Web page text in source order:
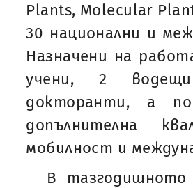
Plants, Molecular
30 национални и
Назначени на
учени, 2 водещи
докторанти, а
допълнителна
мобилност и
В тазгодишното